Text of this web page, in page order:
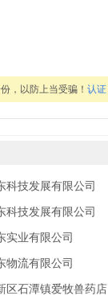
，以防上当受骗！ 认证
科技发展有限公司
科技发展有限公司
实业有限公司
物流有限公司
区石潭镇爱牧兽药店